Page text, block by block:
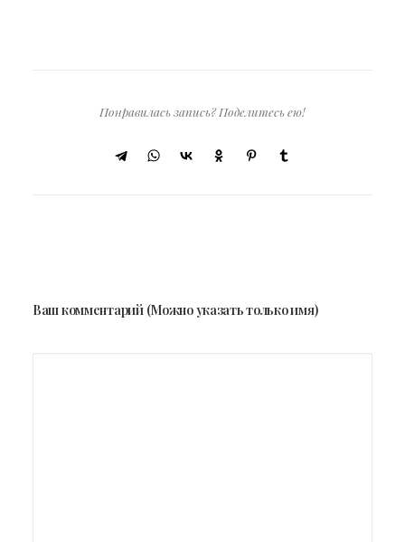
Понравилась запись? Поделитесь ею!
Ваш комментарий (Можно указать только имя)